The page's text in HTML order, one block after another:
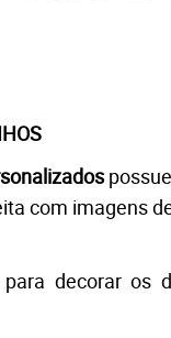
com imagens
decorar os